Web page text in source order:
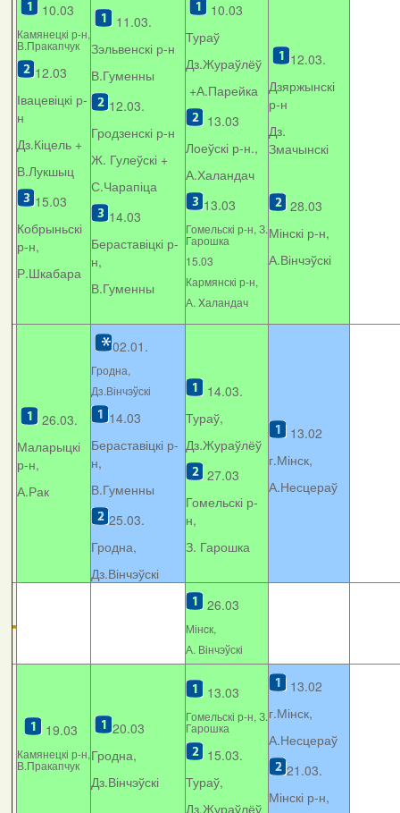
10.03
Камянецкі р-н,
В.Пракапчук
12.03
Івацевіцкі р-
н
Дз.Кіцель +
В.Лукшыц
15.03
Кобрыньскі
р-н,
Р.Шкабара
11.03.
Зэльвенскі р-н
В.Гуменны
12.03.
Гродзенскі р-н
Ж. Гулеўскі +
С.Чарапіца
14.03
Бераставіцкі р-
н,
В.Гуменны
10.03
Тураў
Дз.Жураўлёў
+А.Парейка
13.03
Лоеўскі р-н.,
А.Халандач
13.03
Гомельскі р-н, З.
Гарошка
15.03
Кармянскі р-н,
А. Xаландач
12.03.
Дзяржынскі
р-н
Дз.
Змачынскі
28.03
Мінскі р-н,
А.Вінчэўскі
26.03.
Маларыцкі
р-н,
А.Рак
02.01.
Гродна,
Дз.Вінчэўскі
14.03
Бераставіцкі р-
н,
В.Гуменны
25.03.
Гродна,
Дз.Вінчэўскі
14.03.
Тураў,
Дз.Жураўлёў
27.03
Гомельскі р-
н,
З. Гарошка
13.02
г.Мінск,
А.Несцераў
26.03
Мінcк,
А. Вінчэўскі
19.03
Камянецкі р-н,
В.Пракапчук
20.03
Гродна,
Дз.Вінчэўскі
13.03
Гомельскі р-н, З.
Гарошка
15.03.
Тураў,
Дз.Жураўлёў
13.02
г.Мінск,
А.Несцераў
21.03.
Мінскі р-н,